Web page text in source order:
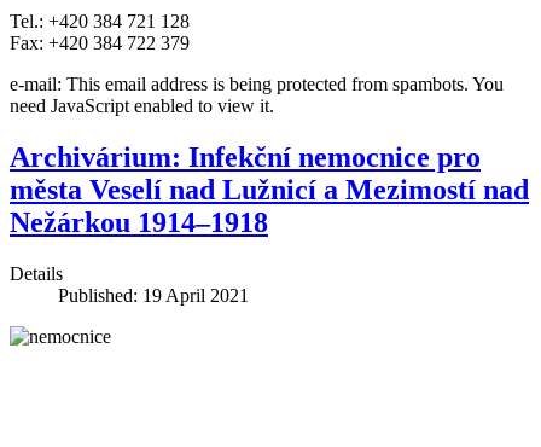
Tel.: +420 384 721 128
Fax: +420 384 722 379
e-mail: This email address is being protected from spambots. You
need JavaScript enabled to view it.
Archivárium: Infekční nemocnice pro
města Veselí nad Lužnicí a Mezimostí nad
Nežárkou 1914–1918
Details
Published: 19 April 2021